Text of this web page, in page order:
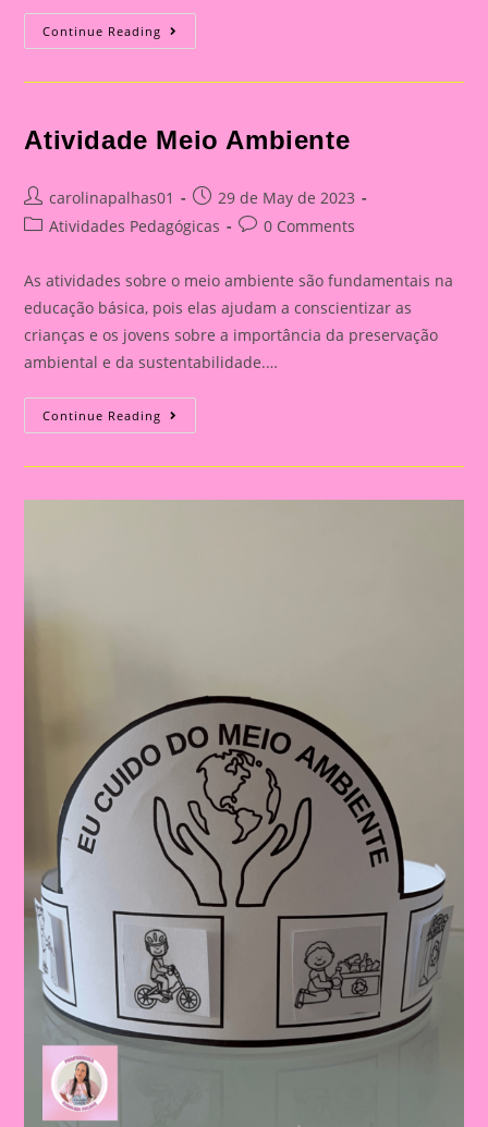
Continue Reading Planejamento
Sobre
Meio
Educação
Infantil
Atividade Meio Ambiente
Post
author:
carolinapalhas01
Post
published:
29 de May de 2023
PostAtividades Pedagógicas
Post0 Comments
As atividades sobre o meio ambiente são fundamentais na
educação básica, pois elas ajudam a conscientizar as
crianças e os jovens sobre a importância da preservação
ambiental e da sustentabilidade.…
Continue Reading Atividade
Meio